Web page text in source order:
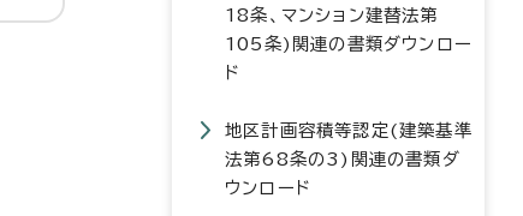
18条、マンション建替法第
105条)関連の書類ダウンロー
ド
地区計画容積等認定(建築基準
法第68条の3)関連の書類ダ
ウンロード